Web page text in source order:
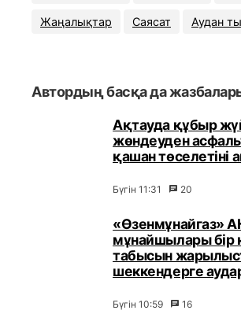
Жаңалықтар Саясат Аудан
Автордың басқа да
Ақтауда құбыр
жөндеуден
қашан төселетіні
Бүгін 11:31 20
«Өзенмұнайгаз»
мұнайшылары бір
табысын
шеккендерге
Бүгін 10:59 16